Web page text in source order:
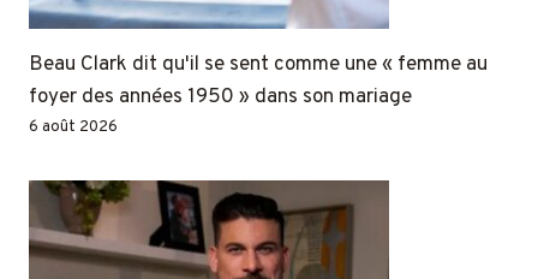
Beau Clark dit qu'il se sent comme une « femme au
foyer des années 1950 » dans son mariage
6 août 2026